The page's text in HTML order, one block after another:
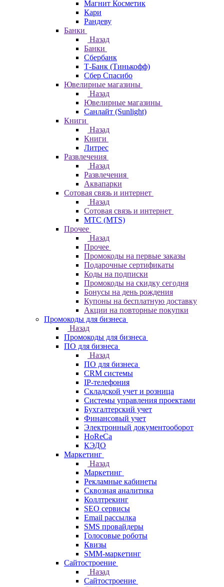
Магнит Косметик
Кари
Рандеву
Банки
Назад
Банки
Сбербанк
Т-Банк (Тинькофф)
Сбер Спасибо
Ювелирные магазины
Назад
Ювелирные магазины
Санлайт (Sunlight)
Книги
Назад
Книги
Литрес
Развлечения
Назад
Развлечения
Аквапарки
Сотовая связь и интернет
Назад
Сотовая связь и интернет
МТС (MTS)
Прочее
Назад
Прочее
Промокоды на первые заказы
Подарочные сертификаты
Коды на подписки
Промокоды на скидку сегодня
Бонусы на день рождения
Купоны на бесплатную доставку
Акции на повторные покупки
Промокоды для бизнеса
Назад
Промокоды для бизнеса
ПО для бизнеса
Назад
ПО для бизнеса
CRM системы
IP-телефония
Складской учет и розница
Системы управления проектами
Бухгалтерский учет
Финансовый учет
Электронный документооборот
HoReCa
КЭДО
Маркетинг
Назад
Маркетинг
Рекламные кабинеты
Cквозная аналитика
Коллтрекинг
SEO сервисы
Email расcылка
SMS провайдеры
Голосовые роботы
Квизы
SMM-маркетинг
Сайтостроение
Назад
Сайтостроение